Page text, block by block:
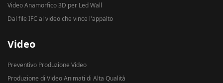
Video Anamorfico 3D per Led Wall
Dal file IFC al video che vince l'appalto
Video
Preventivo Produzione Video
Produzione di Video Animati di Alta Qualità